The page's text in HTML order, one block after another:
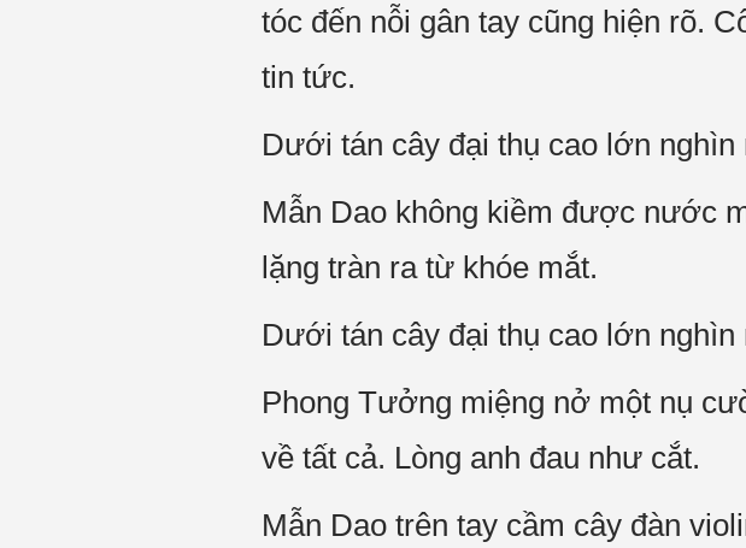
tóc đến nỗi gân tay cũng hiện rõ.
tin tức.
Dưới tán cây đại thụ cao lớn nghìn
Mẫn Dao không kiềm được nước
lặng tràn ra từ khóe mắt.
Dưới tán cây đại thụ cao lớn nghìn
Phong Tưởng miệng nở một nụ
về tất cả. Lòng anh đau như cắt.
Mẫn Dao trên tay cầm cây đàn